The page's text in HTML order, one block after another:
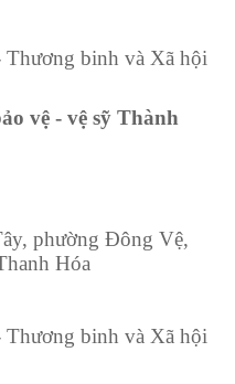
Thương binh và Xã hội
vệ - vệ sỹ Thành
phường Đông Vệ,
Hóa
Thương binh và Xã hội